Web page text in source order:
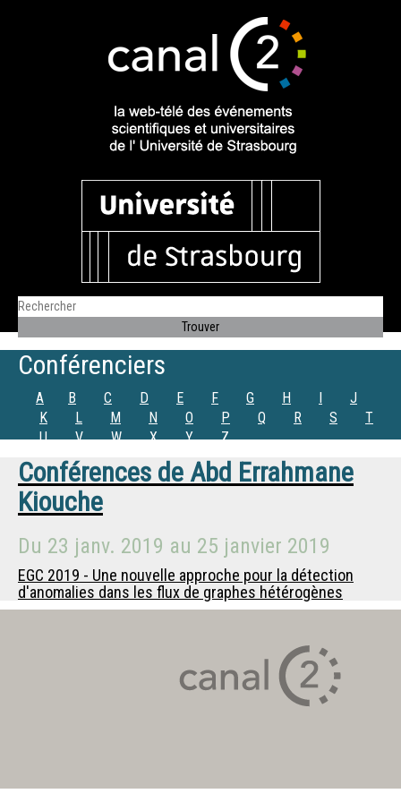
Conférenciers
A B C D E F G H I
J
K
L M N O P Q R S
T
U
V W X Y Z
Conférences de Abd Errahmane
Kiouche
Du 23 janv. 2019 au 25 janvier 2019
EGC 2019 - Une nouvelle approche pour la détection
d'anomalies dans les flux de graphes hétérogènes